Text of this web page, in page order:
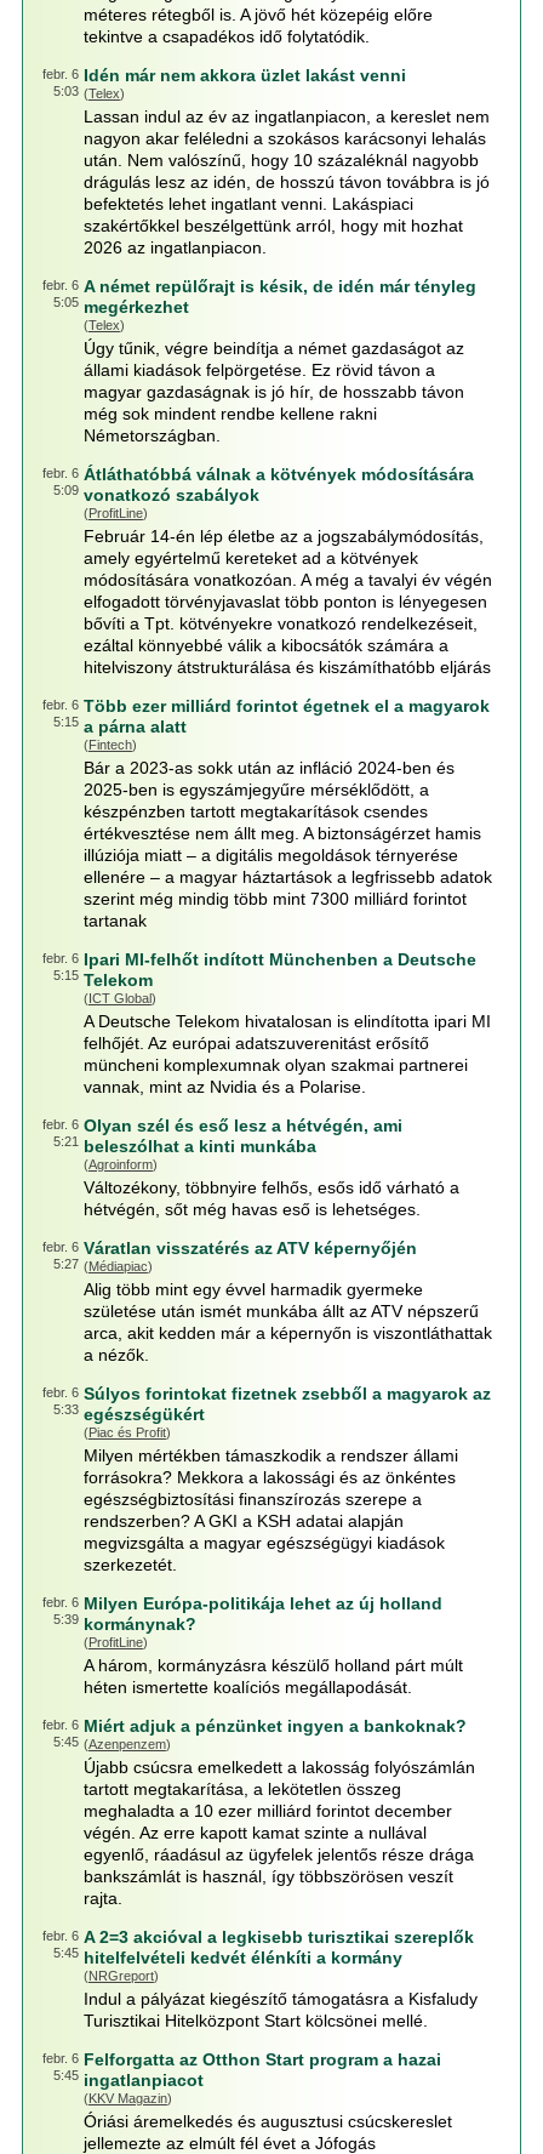
méteres rétegből is. A jövő hét közepéig előre
tekintve a csapadékos idő folytatódik.
febr. 6
5:03
Idén már nem akkora üzlet lakást venni
(Telex)
Lassan indul az év az ingatlanpiacon, a kereslet nem
nagyon akar feléledni a szokásos karácsonyi lehalás
után. Nem valószínű, hogy 10 százaléknál nagyobb
drágulás lesz az idén, de hosszú távon továbbra is jó
befektetés lehet ingatlant venni. Lakáspiaci
szakértőkkel beszélgettünk arról, hogy mit hozhat
2026 az ingatlanpiacon.
febr. 6
5:05
A német repülőrajt is késik, de idén már tényleg
megérkezhet
(Telex)
Úgy tűnik, végre beindítja a német gazdaságot az
állami kiadások felpörgetése. Ez rövid távon a
magyar gazdaságnak is jó hír, de hosszabb távon
még sok mindent rendbe kellene rakni
Németországban.
febr. 6
5:09
Átláthatóbbá válnak a kötvények módosítására
vonatkozó szabályok
(ProfitLine)
Február 14-én lép életbe az a jogszabálymódosítás,
amely egyértelmű kereteket ad a kötvények
módosítására vonatkozóan. A még a tavalyi év végén
elfogadott törvényjavaslat több ponton is lényegesen
bővíti a Tpt. kötvényekre vonatkozó rendelkezéseit,
ezáltal könnyebbé válik a kibocsátók számára a
hitelviszony átstrukturálása és kiszámíthatóbb eljárás
febr. 6
5:15
Több ezer milliárd forintot égetnek el a magyarok
a párna alatt
(Fintech)
Bár a 2023-as sokk után az infláció 2024-ben és
2025-ben is egyszámjegyűre mérséklődött, a
készpénzben tartott megtakarítások csendes
értékvesztése nem állt meg. A biztonságérzet hamis
illúziója miatt – a digitális megoldások térnyerése
ellenére – a magyar háztartások a legfrissebb adatok
szerint még mindig több mint 7300 milliárd forintot
tartanak
febr. 6
5:15
Ipari MI-felhőt indított Münchenben a Deutsche
Telekom
(ICT Global)
A Deutsche Telekom hivatalosan is elindította ipari MI
felhőjét. Az európai adatszuverenitást erősítő
müncheni komplexumnak olyan szakmai partnerei
vannak, mint az Nvidia és a Polarise.
febr. 6
5:21
Olyan szél és eső lesz a hétvégén, ami
beleszólhat a kinti munkába
(Agroinform)
Változékony, többnyire felhős, esős idő várható a
hétvégén, sőt még havas eső is lehetséges.
febr. 6
5:27
Váratlan visszatérés az ATV képernyőjén
(Médiapiac)
Alig több mint egy évvel harmadik gyermeke
születése után ismét munkába állt az ATV népszerű
arca, akit kedden már a képernyőn is viszontláthattak
a nézők.
febr. 6
5:33
Súlyos forintokat fizetnek zsebből a magyarok az
egészségükért
(Piac és Profit)
Milyen mértékben támaszkodik a rendszer állami
forrásokra? Mekkora a lakossági és az önkéntes
egészségbiztosítási finanszírozás szerepe a
rendszerben? A GKI a KSH adatai alapján
megvizsgálta a magyar egészségügyi kiadások
szerkezetét.
febr. 6
5:39
Milyen Európa-politikája lehet az új holland
kormánynak?
(ProfitLine)
A három, kormányzásra készülő holland párt múlt
héten ismertette koalíciós megállapodását.
febr. 6
5:45
Miért adjuk a pénzünket ingyen a bankoknak?
(Azenpenzem)
Újabb csúcsra emelkedett a lakosság folyószámlán
tartott megtakarítása, a lekötetlen összeg
meghaladta a 10 ezer milliárd forintot december
végén. Az erre kapott kamat szinte a nullával
egyenlő, ráadásul az ügyfelek jelentős része drága
bankszámlát is használ, így többszörösen veszít
rajta.
febr. 6
5:45
A 2=3 akcióval a legkisebb turisztikai szereplők
hitelfelvételi kedvét élénkíti a kormány
(NRGreport)
Indul a pályázat kiegészítő támogatásra a Kisfaludy
Turisztikai Hitelközpont Start kölcsönei mellé.
febr. 6
5:45
Felforgatta az Otthon Start program a hazai
ingatlanpiacot
(KKV Magazin)
Óriási áremelkedés és augusztusi csúcskereslet
jellemezte az elmúlt fél évet a Jófogás